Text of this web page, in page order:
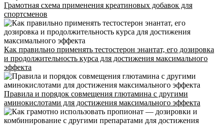
Грамотная схема применения креатиновых добавок для
спортсменов
Как правильно применять тестостерон энантат, его дозировка
и продолжительность курса для достижения максимального
эффекта
Правила и порядок совмещения глютамина с другими
аминокислотами для достижения максимального эффекта